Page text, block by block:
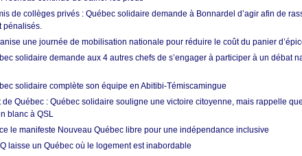
de collèges privés : Québec solidaire demande à Bonnardel d’agir afin de
pénalisés.
une journée de mobilisation nationale pour réduire le coût du panier
solidaire demande aux 4 autres chefs de s’engager à participer à un débat
solidaire complète son équipe en Abitibi-Témiscamingue
de Québec : Québec solidaire souligne une victoire citoyenne, mais rappelle
blanc à QSL
le manifeste Nouveau Québec libre pour une indépendance inclusive
laisse un Québec où le logement est inabordable